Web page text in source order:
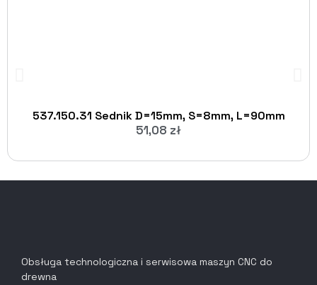
537.150.31 Sednik D=15mm, S=8mm, L=90mm
51,08 zł
Obsługa technologiczna i serwisowa maszyn CNC do
drewna